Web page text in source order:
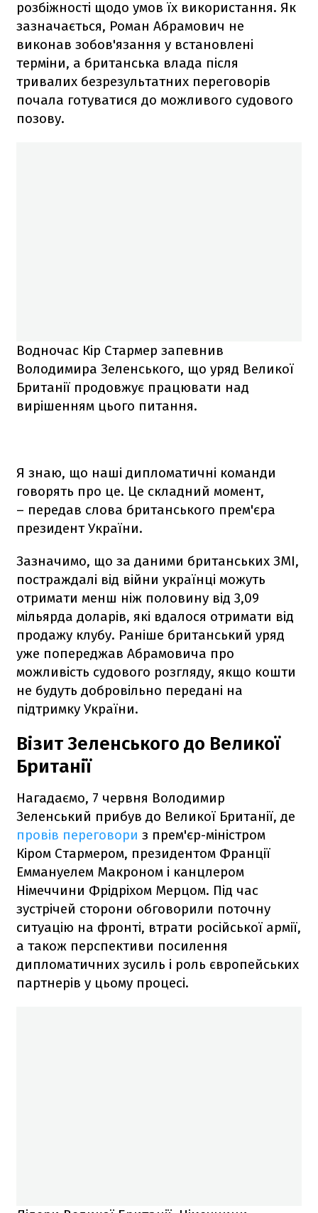
розбіжності щодо умов їх використання. Як
зазначається, Роман Абрамович не
виконав зобов'язання у встановлені
терміни, а британська влада після
тривалих безрезультатних переговорів
почала готуватися до можливого судового
позову.
Водночас Кір Стармер запевнив
Володимира Зеленського, що уряд Великої
Британії продовжує працювати над
вирішенням цього питання.
Я знаю, що наші дипломатичні команди
говорять про це. Це складний момент,
– передав слова британського прем'єра
президент України.
Зазначимо, що за даними британських ЗМІ,
постраждалі від війни українці можуть
отримати менш ніж половину від 3,09
мільярда доларів, які вдалося отримати від
продажу клубу. Раніше британський уряд
уже попереджав Абрамовича про
можливість судового розгляду, якщо кошти
не будуть добровільно передані на
підтримку України.
Візит Зеленського до Великої
Британії
Нагадаємо, 7 червня Володимир
Зеленський прибув до Великої Британії, де
провів переговори з прем'єр-міністром
Кіром Стармером, президентом Франції
Еммануелем Макроном і канцлером
Німеччини Фрідріхом Мерцом. Під час
зустрічей сторони обговорили поточну
ситуацію на фронті, втрати російської армії,
а також перспективи посилення
дипломатичних зусиль і роль європейських
партнерів у цьому процесі.